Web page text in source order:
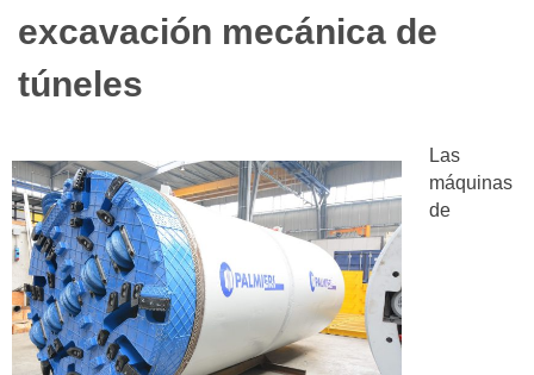
excavación mecánica de
túneles
Las
máquinas
de